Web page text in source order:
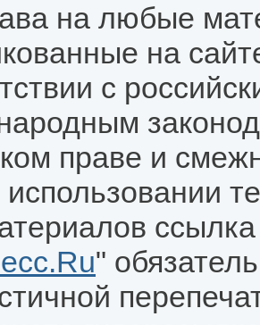
на любые
на
с
праве и
"